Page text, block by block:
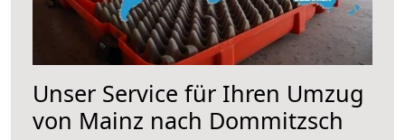
Unser Service für Ihren Umzug
von Mainz nach Dommitzsch